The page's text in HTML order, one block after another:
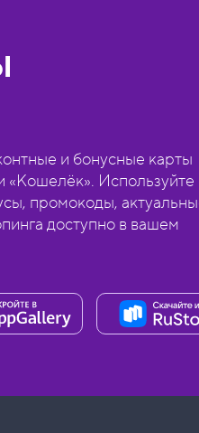
и бонусные карты
«Кошелёк». Используйте
промокоды,
доступно в вашем